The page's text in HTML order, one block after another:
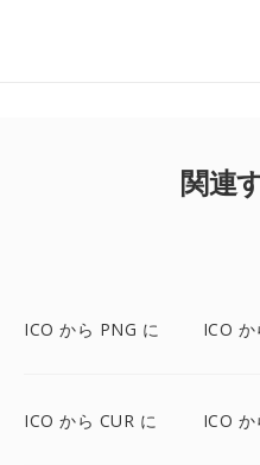
関連
ICO から PNG に ICO か
ICO から CUR に ICO